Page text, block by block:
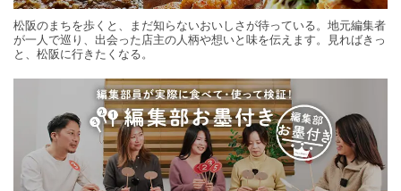
松阪のまちを歩くと、まだ知らないおいしさが待っている。地元編集者
が一人で巡り、出会った店主の人柄や想いと味を伝えます。見ればきっ
と、松阪に行きたくなる。